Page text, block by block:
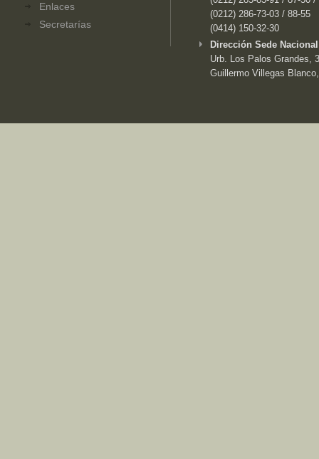
Enlaces
Secretarías
(0212) 286-73-03 / 88-55
(0414) 150-32-30
Dirección Sede
Urb. Los Palos Grandes,
Guillermo Villegas